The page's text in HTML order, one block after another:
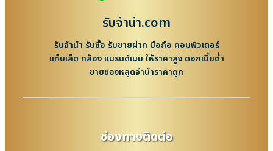
รับจํานํา.com
รับจำนำ รับซื้อ รับขายฝาก มือถือ คอมพิวเตอร์
แท็บเล็ต กล้อง แบรนด์เนม ให้ราคาสูง ดอกเบี้ยต่ำ
ขายของหลุดจำนำราคาถูก
ช่องทางติดต่อ